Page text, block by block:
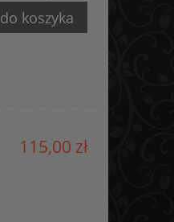
do koszyka
115,00 zł